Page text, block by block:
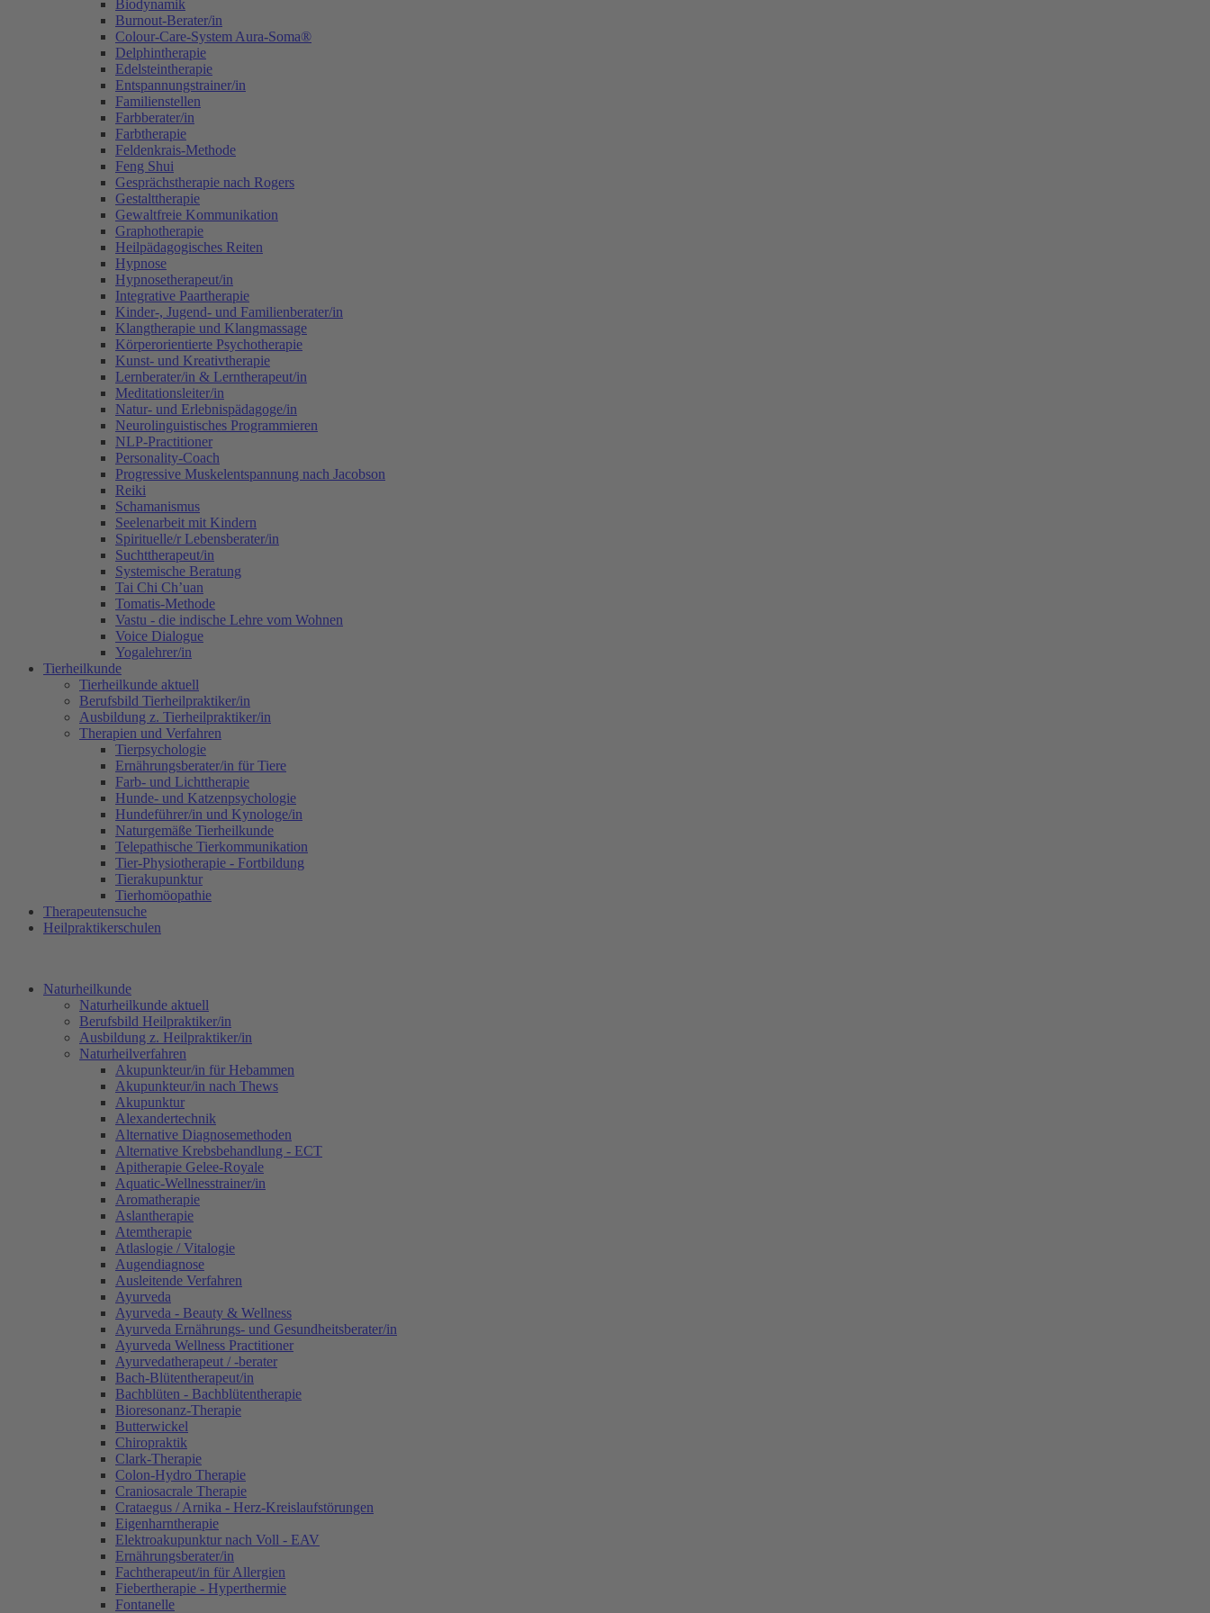
Biodynamik
Burnout-Berater/in
Colour-Care-System Aura-Soma®
Delphintherapie
Edelsteintherapie
Entspannungstrainer/in
Familienstellen
Farbberater/in
Farbtherapie
Feldenkrais-Methode
Feng Shui
Gesprächstherapie nach Rogers
Gestalttherapie
Gewaltfreie Kommunikation
Graphotherapie
Heilpädagogisches Reiten
Hypnose
Hypnosetherapeut/in
Integrative Paartherapie
Kinder-, Jugend- und Familienberater/in
Klangtherapie und Klangmassage
Körperorientierte Psychotherapie
Kunst- und Kreativtherapie
Lernberater/in & Lerntherapeut/in
Meditationsleiter/in
Natur- und Erlebnispädagoge/in
Neurolinguistisches Programmieren
NLP-Practitioner
Personality-Coach
Progressive Muskelentspannung nach Jacobson
Reiki
Schamanismus
Seelenarbeit mit Kindern
Spirituelle/r Lebensberater/in
Suchttherapeut/in
Systemische Beratung
Tai Chi Ch’uan
Tomatis-Methode
Vastu - die indische Lehre vom Wohnen
Voice Dialogue
Yogalehrer/in
Tierheilkunde
Tierheilkunde aktuell
Berufsbild Tierheilpraktiker/in
Ausbildung z. Tierheilpraktiker/in
Therapien und Verfahren
Tierpsychologie
Ernährungsberater/in für Tiere
Farb- und Lichttherapie
Hunde- und Katzenpsychologie
Hundeführer/in und Kynologe/in
Naturgemäße Tierheilkunde
Telepathische Tierkommunikation
Tier-Physiotherapie - Fortbildung
Tierakupunktur
Tierhomöopathie
Therapeutensuche
Heilpraktikerschulen
Naturheilkunde
Naturheilkunde aktuell
Berufsbild Heilpraktiker/in
Ausbildung z. Heilpraktiker/in
Naturheilverfahren
Akupunkteur/in für Hebammen
Akupunkteur/in nach Thews
Akupunktur
Alexandertechnik
Alternative Diagnosemethoden
Alternative Krebsbehandlung - ECT
Apitherapie Gelee-Royale
Aquatic-Wellnesstrainer/in
Aromatherapie
Aslantherapie
Atemtherapie
Atlaslogie / Vitalogie
Augendiagnose
Ausleitende Verfahren
Ayurveda
Ayurveda - Beauty & Wellness
Ayurveda Ernährungs- und Gesundheitsberater/in
Ayurveda Wellness Practitioner
Ayurvedatherapeut / -berater
Bach-Blütentherapeut/in
Bachblüten - Bachblütentherapie
Bioresonanz-Therapie
Butterwickel
Chiropraktik
Clark-Therapie
Colon-Hydro Therapie
Craniosacrale Therapie
Crataegus / Arnika - Herz-Kreislaufstörungen
Eigenharntherapie
Elektroakupunktur nach Voll - EAV
Ernährungsberater/in
Fachtherapeut/in für Allergien
Fiebertherapie - Hyperthermie
Fontanelle